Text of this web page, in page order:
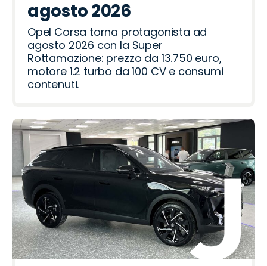
a
i
o
t
o
a
ë
n
o
m
e
o
h
o
v
e
r
agosto 2026
Opel Corsa torna protagonista ad
agosto 2026 con la Super
Rottamazione: prezzo da 13.750 euro,
motore 1.2 turbo da 100 CV e consumi
contenuti.